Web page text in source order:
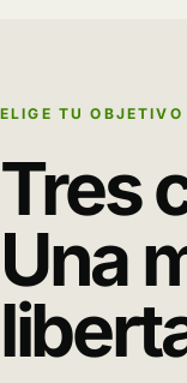
ELIGE TU OBJETIVO
Tres
Una